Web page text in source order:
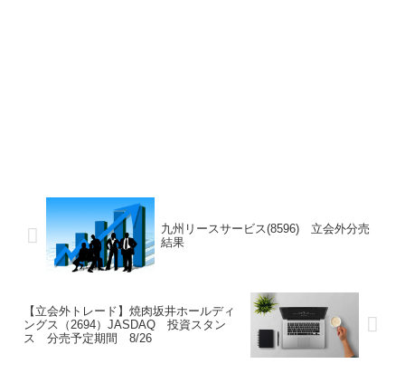
九州リースサービス(8596) 立会外分売
結果
【立会外トレード】焼肉坂井ホールディ
ングス（2694）JASDAQ 投資スタン
ス 分売予定期間 8/26